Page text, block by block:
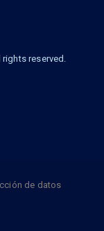
reserved.
de datos